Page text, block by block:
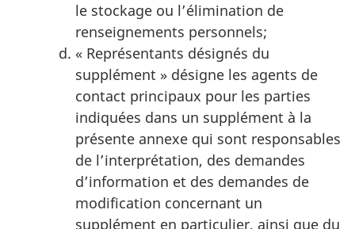
le stockage ou l’élimination de
renseignements personnels;
« Représentants désignés du
supplément » désigne les agents de
contact principaux pour les parties
indiquées dans un supplément à la
présente annexe qui sont responsables
de l’interprétation, des demandes
d’information et des demandes de
modification concernant un
supplément en particulier, ainsi que du